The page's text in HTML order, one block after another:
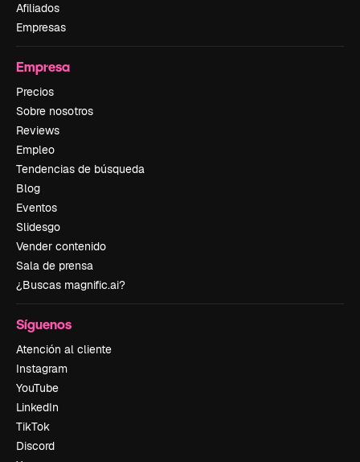
Afiliados
Empresas
Empresa
Precios
Sobre nosotros
Reviews
Empleo
Tendencias de búsqueda
Blog
Eventos
Slidesgo
Vender contenido
Sala de prensa
¿Buscas magnific.ai?
Síguenos
Atención al cliente
Instagram
YouTube
LinkedIn
TikTok
Discord